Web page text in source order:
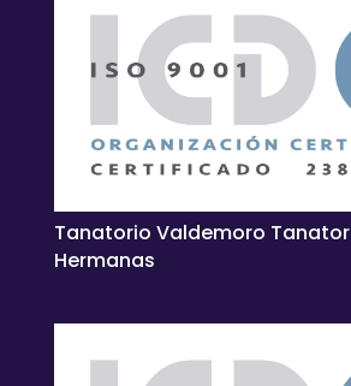
Tanatorio Valdemoro
Hermanas